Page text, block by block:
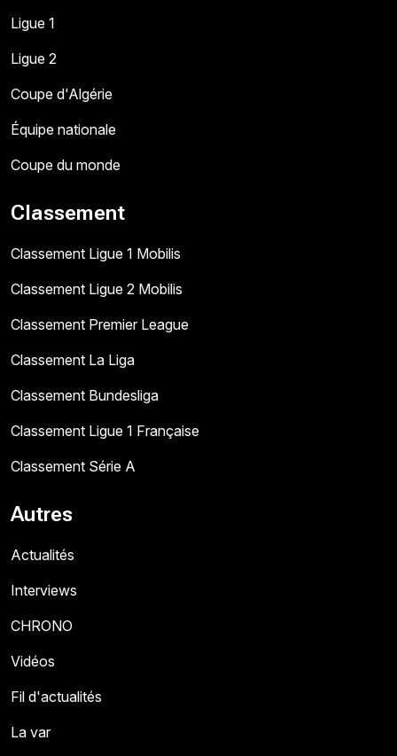
Ligue 1
Ligue 2
Coupe d'Algérie
Équipe nationale
Coupe du monde
Classement
Classement Ligue 1 Mobilis
Classement Ligue 2 Mobilis
Classement Premier League
Classement La Liga
Classement Bundesliga
Classement Ligue 1 Française
Classement Série A
Autres
Actualités
Interviews
CHRONO
Vidéos
Fil d'actualités
La var